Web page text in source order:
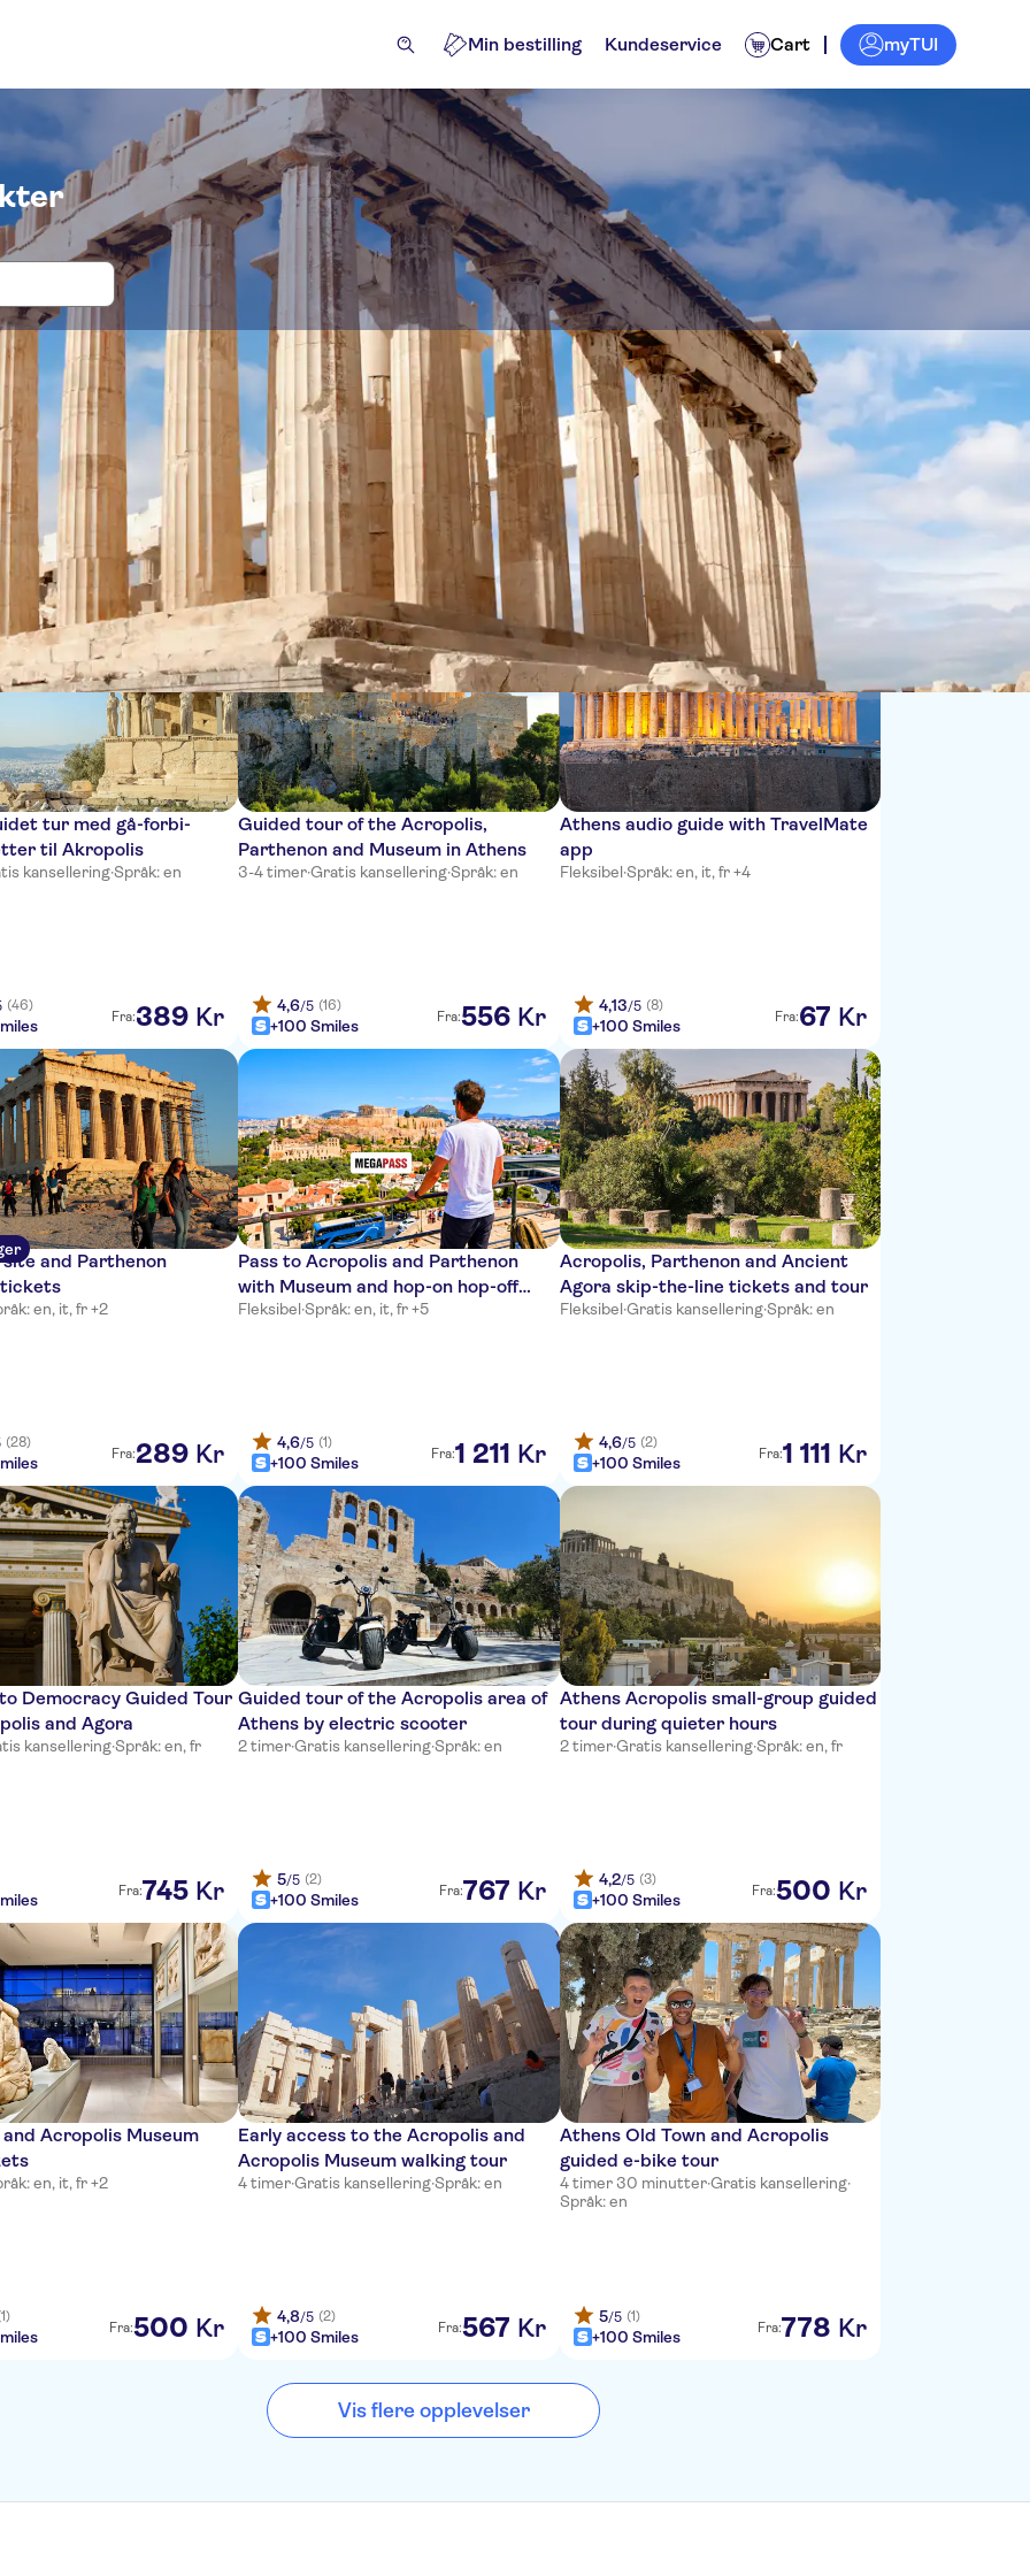
Min bestilling Kundeservice Cart myTUI
og billetter i Akropolis i Athen
og guidede turer Utflukter og dagsturer Aktiviteter Billetter og arrangementer
Sort by:
tur med gå-forbi-
til Akropolis
kansellering·Språk: en
(46)
Fra:389 Kr
Guided tour of the Acropolis,
Parthenon and Museum in Athens
3-4 timer·Gratis kansellering·Språk: en
4,6/5 (16)
+100 Smiles Fra:556 Kr
Athens audio guide with TravelMate
app
Fleksibel·Språk: en, it, fr +4
4,13/5 (8)
+100 Smiles Fra:67 Kr
and Parthenon
en, it, fr +2
(28)
Fra:289 Kr
Pass to Acropolis and Parthenon
with Museum and hop-on hop-off
tour
Fleksibel·Språk: en, it, fr +5
4,6/5 (1)
+100 Smiles Fra:1 211 Kr
Acropolis, Parthenon and Ancient
Agora skip-the-line tickets and tour
Fleksibel·Gratis kansellering·Språk: en
4,6/5 (2)
+100 Smiles Fra:1 111 Kr
Democracy Guided Tour
and Agora
kansellering·Språk: en, fr
Fra:745 Kr
Guided tour of the Acropolis area of
Athens by electric scooter
2 timer·Gratis kansellering·Språk: en
5/5 (2)
+100 Smiles Fra:767 Kr
Athens Acropolis small-group guided
tour during quieter hours
2 timer·Gratis kansellering·Språk: en, fr
4,2/5 (3)
+100 Smiles Fra:500 Kr
Acropolis Museum
en, it, fr +2
Fra:500 Kr
Early access to the Acropolis and
Acropolis Museum walking tour
4 timer·Gratis kansellering·Språk: en
4,8/5 (2)
+100 Smiles Fra:567 Kr
Athens Old Town and Acropolis
guided e-bike tour
4 timer 30 minutter·Gratis kansellering·
Språk: en
5/5 (1)
+100 Smiles Fra:778 Kr
Vis flere opplevelser